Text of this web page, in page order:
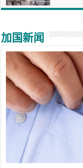
加国新闻